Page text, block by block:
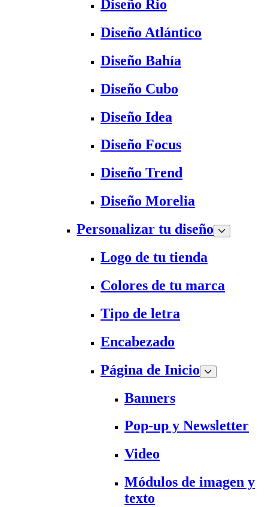
Diseño Rio
Diseño Atlántico
Diseño Bahía
Diseño Cubo
Diseño Idea
Diseño Focus
Diseño Trend
Diseño Morelia
Personalizar tu diseño
Logo de tu tienda
Colores de tu marca
Tipo de letra
Encabezado
Página de Inicio
Banners
Pop-up y Newsletter
Video
Módulos de imagen y
texto